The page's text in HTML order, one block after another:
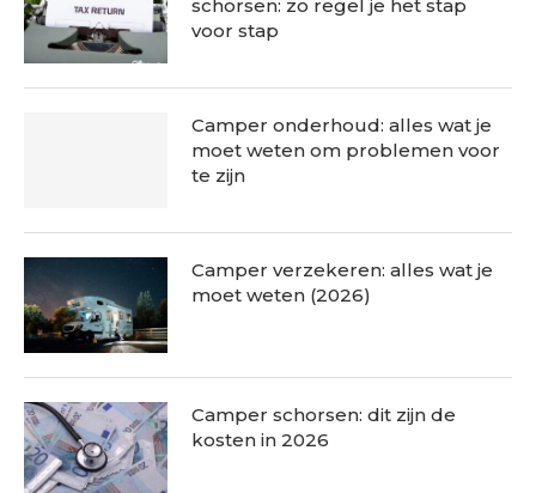
schorsen: zo regel je het stap
voor stap
Camper onderhoud: alles wat je
moet weten om problemen voor
te zijn
Camper verzekeren: alles wat je
moet weten (2026)
Camper schorsen: dit zijn de
kosten in 2026